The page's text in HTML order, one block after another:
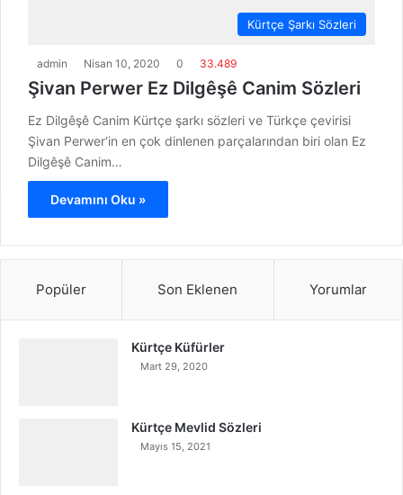
Kürtçe Şarkı Sözleri
admin Nisan 10, 2020 0 33.489
Şivan Perwer Ez Dilgêşê Canim Sözleri
Ez Dilgêşê Canim Kürtçe şarkı sözleri ve Türkçe çevirisi
Şivan Perwer‘in en çok dinlenen parçalarından biri olan Ez
Dilgêşê Canim…
Devamını Oku »
Popüler Son Eklenen Yorumlar
Kürtçe Küfürler
Mart 29, 2020
Kürtçe Mevlid Sözleri
Mayıs 15, 2021